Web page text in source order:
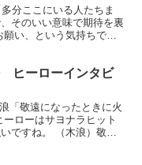
分ここにいる人たちま
そのいい意味で期待を裏
い、という気持ちでベ
ーローインタビ
「敬遠になったときに火
ローはサヨナラヒット
ですね。 （木浪）敬遠